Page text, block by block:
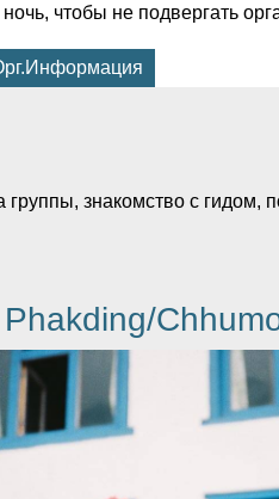
чтобы не подвергать
знакомство с